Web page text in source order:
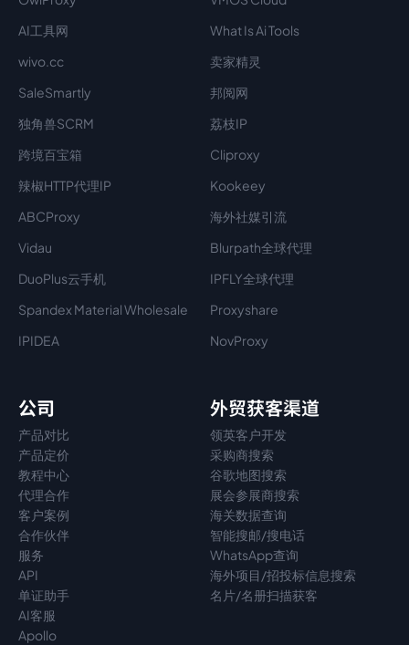
AI工具网
What Is Ai Tools
wivo.cc
卖家精灵
SaleSmartly
邦阅网
独角兽SCRM
荔枝IP
跨境百宝箱
Cliproxy
辣椒HTTP代理IP
Kookeey
ABCProxy
海外社媒引流
Vidau
Blurpath全球代理
DuoPlus云手机
IPFLY全球代理
Spandex Material Wholesale​
Proxyshare
IPIDEA
NovProxy
公司
产品对比
产品定价
教程中心
代理合作
客户案例
合作伙伴
服务
API
单证助手
AI客服
Apollo
外贸获客渠道
领英客户开发
采购商搜索
谷歌地图搜索
展会参展商搜索
海关数据查询
智能搜邮/搜电话
WhatsApp查询
海外项目/招投标信息搜索
名片/名册扫描获客